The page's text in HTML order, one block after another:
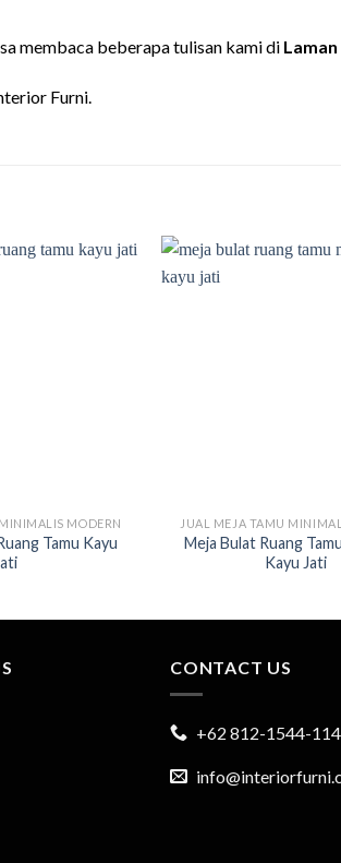
membaca beberapa tulisan kami di
Furni.
MODERN
Tamu Kayu
JUAL MEJA TAMU
Meja Bulat Ruang
Kayu Jati
CONTACT US
+62 812-1544-